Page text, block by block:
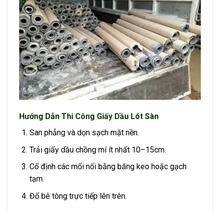
Hướng Dẫn Thi Công Giấy Dầu Lót Sàn
San phẳng và dọn sạch mặt nền.
Trải giấy dầu chồng mí ít nhất 10–15cm.
Cố định các mối nối bằng băng keo hoặc gạch
tạm.
Đổ bê tông trực tiếp lên trên.